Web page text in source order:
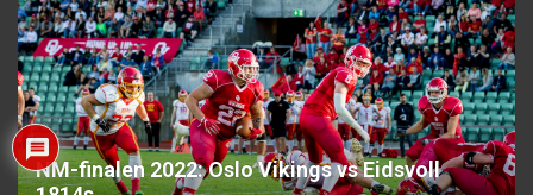
NM-finalen 2022: Oslo Vikings vs Eidsvoll